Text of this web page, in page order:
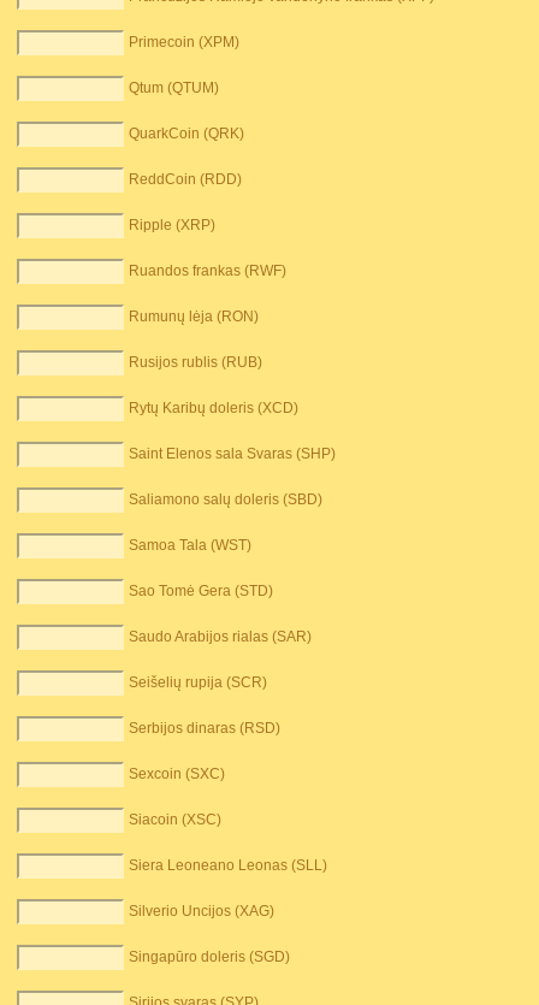
Primecoin (XPM)
Qtum (QTUM)
QuarkCoin (QRK)
ReddCoin (RDD)
Ripple (XRP)
Ruandos frankas (RWF)
Rumunų lėja (RON)
Rusijos rublis (RUB)
Rytų Karibų doleris (XCD)
Saint Elenos sala Svaras (SHP)
Saliamono salų doleris (SBD)
Samoa Tala (WST)
Sao Tomė Gera (STD)
Saudo Arabijos rialas (SAR)
Seišelių rupija (SCR)
Serbijos dinaras (RSD)
Sexcoin (SXC)
Siacoin (XSC)
Siera Leoneano Leonas (SLL)
Silverio Uncijos (XAG)
Singapūro doleris (SGD)